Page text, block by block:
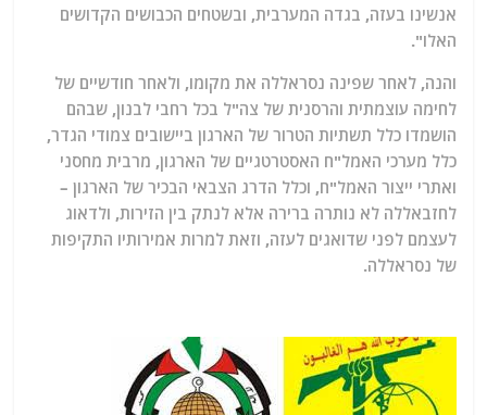
אנשינו בעזה, בגדה המערבית, ובשטחים הכבושים הקדושים
האלו".
והנה, לאחר שפינה נסראללה את מקומו, ולאחר חודשיים של
לחימה עוצמתית והרסנית של צה"ל בכל רחבי לבנון, שבהם
הושמדו כלל תשתיות הטרור של הארגון ביישובים צמודי הגדר,
כלל מערכי האמל"ח האסטרטגיים של הארגון, מרבית מחסני
ואתרי ייצור האמל"ח, וכלל הדרג הצבאי הבכיר של הארגון –
לחזבאללה לא נותרה ברירה אלא לנתק בין הזירות, ולדאוג
לעצמם לפני שדואגים לעזה, וזאת למרות אמירותיו התקיפות
של נסראללה.